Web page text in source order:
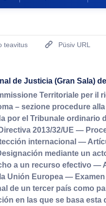
teavitus Püsiv URL
de Justicia (Gran Sala)
Territoriale per il
– sezione procedure
por el Tribunale
2013/32/UE —
internacional —
mediante un
a un recurso efectivo —
Unión Europea —
de un tercer país como
en las que se basa esta